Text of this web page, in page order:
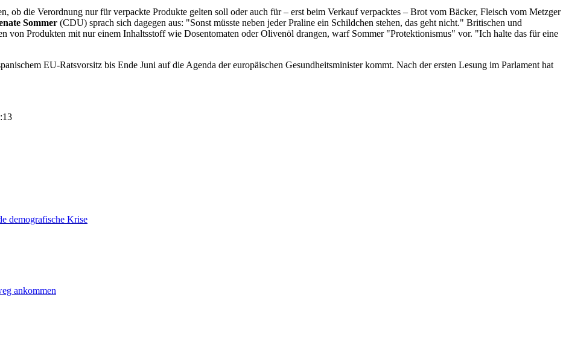
ob die Verordnung nur für verpackte Produkte gelten soll oder auch für – erst beim Verkauf verpacktes – Brot vom Bäcker, Fleisch vom Metzger
Sommer (CDU) sprach sich dagegen aus: "Sonst müsste neben jeder Praline ein Schildchen stehen, das geht nicht." Britischen und
von Produkten mit nur einem Inhaltsstoff wie Dosentomaten oder Olivenöl drangen, warf Sommer "Protektionismus" vor. "Ich halte das für eine
EU-Ratsvorsitz bis Ende Juni auf die Agenda der europäischen Gesundheitsminister kommt. Nach der ersten Lesung im Parlament hat
demografische Krise
ankommen